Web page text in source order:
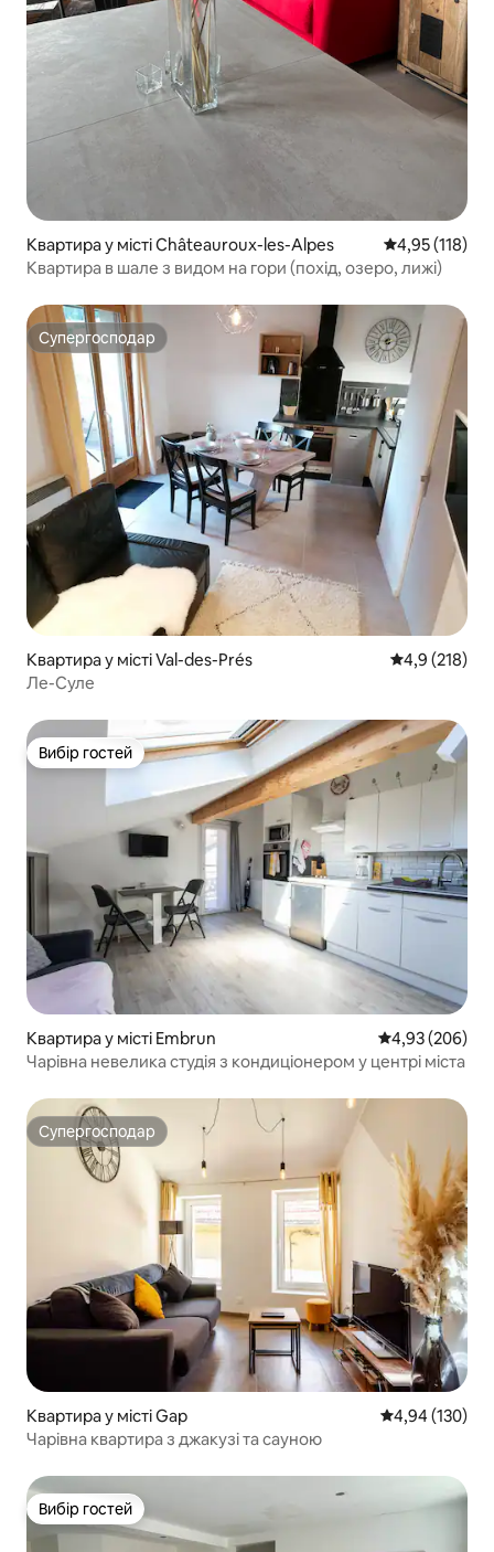
Квартира у місті Châteauroux-les-Alpes Середня
4,95 (118)
Квартира в шале з видом на гори (похід, озеро, лижі)
Супергосподар
Супергосподар
Квартира у місті Val-des-Prés Середня
4,9 (218)
Ле-Суле
Вибір гостей
Вибір гостей
Квартира у місті Embrun Середня
4,93 (206)
Чарівна невелика студія з кондиціонером у центрі міста
Супергосподар
Супергосподар
Квартира у місті Gap Середня
4,94 (130)
Чарівна квартира з джакузі та сауною
Вибір гостей
Вибір гостей